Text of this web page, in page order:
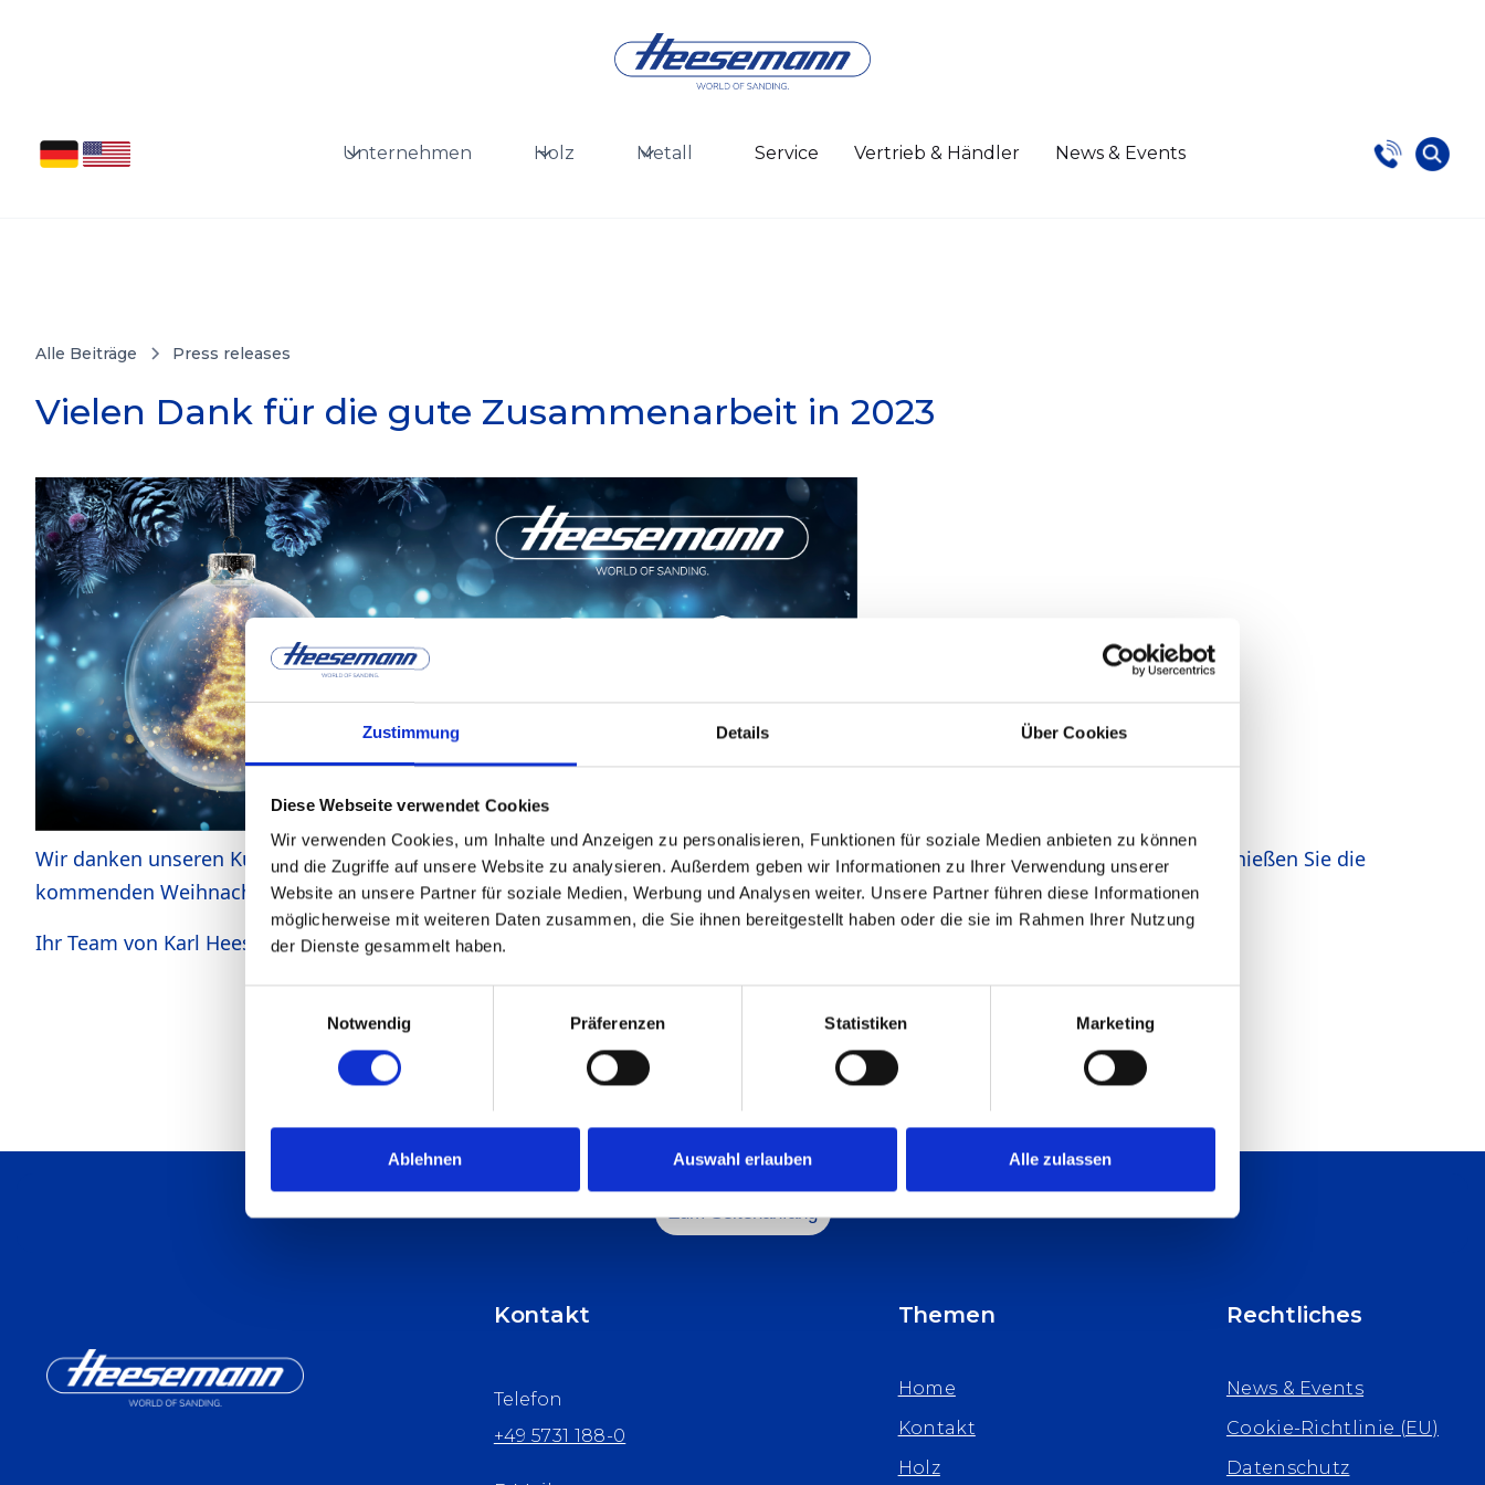
Zustimmung Details Über Cookies
Diese Webseite verwendet Cookies
Wir verwenden Cookies, um Inhalte und Anzeigen zu personalisieren, Funktionen für soziale Medien anbieten zu können
und die Zugriffe auf unsere Website zu analysieren. Außerdem geben wir Informationen zu Ihrer Verwendung unserer
Website an unsere Partner für soziale Medien, Werbung und Analysen weiter. Unsere Partner führen diese Informationen
möglicherweise mit weiteren Daten zusammen, die Sie ihnen bereitgestellt haben oder die sie im Rahmen Ihrer Nutzung
der Dienste gesammelt haben.
Notwendig
Präferenzen Statistiken Marketing
Ablehnen Auswahl erlauben Alle zulassen
Unternehmen Holz Metall Service Vertrieb & Händler News & Events
Alle Beiträge Press releases
Vielen Dank für die gute Zusammenarbeit in 2023
Wir danken unseren Kunden, Geschäftspartnern und Mitarbeitern für die gute und vertrauensvolle Zusammenarbeit in 2023. Genießen Sie die
kommenden Weihnachtsfeiertage im Kreise Ihrer Familien, erholen Sie sich gut und starten Sie beschwingt in das Neue Jahr!
Ihr Team von Karl Heesemann Maschinenfabrik
Zum Seitenanfang
Kontakt
Telefon
+49 5731 188-0
Themen
Home
Kontakt
Holz
Rechtliches
News & Events
Cookie-Richtlinie (EU)
Datenschutz